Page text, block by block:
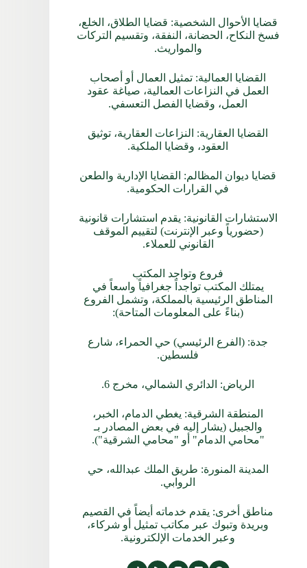
قضايا الأحوال الشخصية: قضايا الطلاق، الخلع،
فسخ النكاح، الحضانة، النفقة، وتقسيم التركات
والمواريث.
القضايا العمالية: تمثيل العمال أو أصحاب
العمل في النزاعات العمالية، صياغة عقود
العمل، وقضايا الفصل التعسفي.
القضايا العقارية: النزاعات العقارية، توثيق
العقود، وقضايا الملكية.
قضايا ديوان المظالم: القضايا الإدارية والطعن
في القرارات الحكومية.
الاستشارات القانونية: يقدم استشارات قانونية
(حضورياً وعبر الإنترنت) لتقييم الموقف
القانوني للعملاء.
فروع وتواجد المكتب
يمتلك المكتب تواجداً جغرافياً واسعاً في
المناطق الرئيسية بالمملكة، وتشمل الفروع
(بناءً على المعلومات المتاحة):
جدة: (الفرع الرئيسي) حي الحمراء، شارع
فلسطين.
الرياض: الدائري الشمالي، مخرج 6.
المنطقة الشرقية: يغطي الدمام، الخبر،
والجبيل (يشار إليه في بعض المصادر بـ
"محامي الدمام" أو "محامي الشرقية").
المدينة المنورة: طريق الملك عبدالله، حي
الروابي.
مناطق أخرى: يقدم خدماته أيضاً في القصيم
وبريدة وتبوك عبر مكاتب تمثيل أو شركاء،
وعبر الخدمات الإلكترونية.